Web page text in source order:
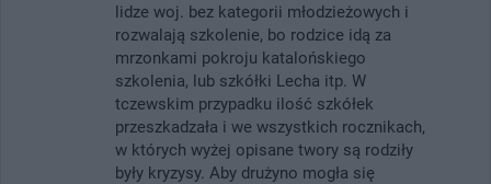
lidze woj. bez kategorii młodzieżowych i
rozwalają szkolenie, bo rodzice idą za
mrzonkami pokroju katalońskiego
szkolenia, lub szkółki Lecha itp. W
tczewskim przypadku ilość szkółek
przeszkadzała i we wszystkich rocznikach,
w których wyżej opisane twory są rodziły
były kryzysy. Aby drużyno mogła się